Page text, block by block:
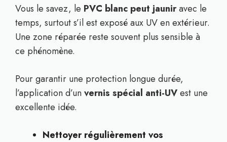
Vous le savez, le PVC blanc peut jauniravec le
temps, surtout s’il est exposé aux UV en extérieur.
Une zone réparée reste souvent plus sensible à
ce phénomène.
Pour garantir une protection longue durée,
l’application d’unvernis spécial anti-UVest une
excellente idée.
Nettoyer régulièrement vos